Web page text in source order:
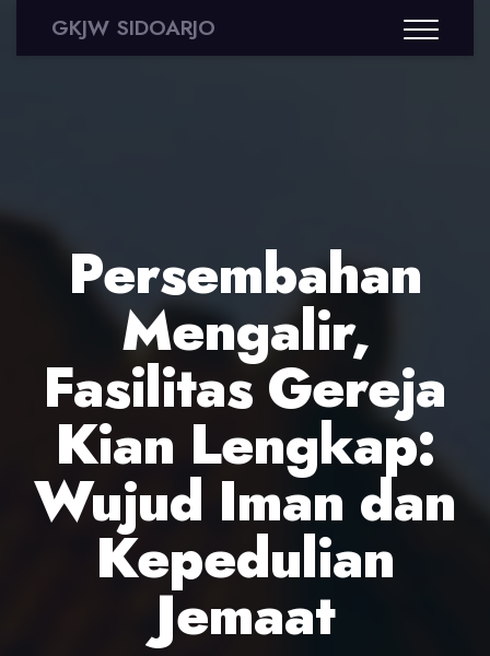
GKJW SIDOARJO
Persembahan
Mengalir,
Fasilitas Gereja
Kian Lengkap:
Wujud Iman dan
Kepedulian
Jemaat